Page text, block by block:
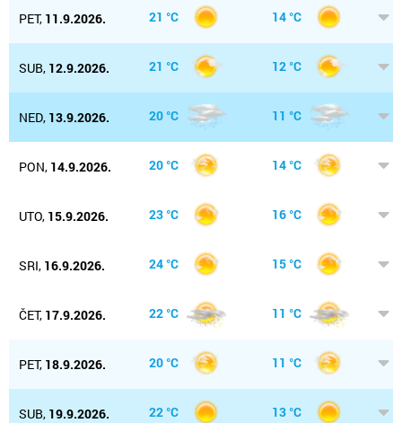
PET, 11.9.2026. 21 °C 14 °C
SUB, 12.9.2026. 21 °C 12 °C
NED, 13.9.2026. 20 °C 11 °C
PON, 14.9.2026. 20 °C 14 °C
UTO, 15.9.2026. 23 °C 16 °C
SRI, 16.9.2026. 24 °C 15 °C
ČET, 17.9.2026. 22 °C 11 °C
PET, 18.9.2026. 20 °C 11 °C
SUB, 19.9.2026. 22 °C 13 °C